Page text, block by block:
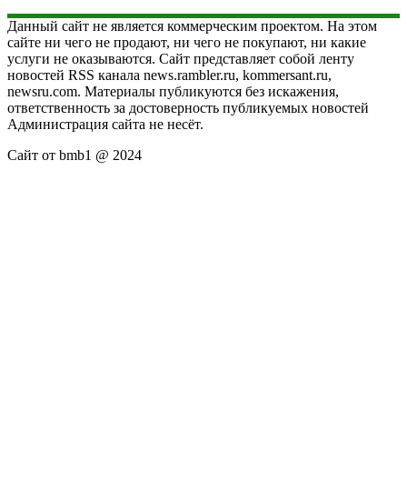
Данный сайт не является коммерческим проектом. На этом
сайте ни чего не продают, ни чего не покупают, ни какие
услуги не оказываются. Сайт представляет собой ленту
новостей RSS канала news.rambler.ru, kommersant.ru,
newsru.com. Материалы публикуются без искажения,
ответственность за достоверность публикуемых новостей
Администрация сайта не несёт.
Сайт от bmb1 @ 2024